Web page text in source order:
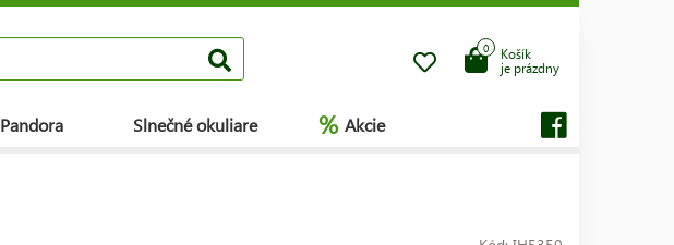
Košík
je prázdny
0
Pandora Slnečné okuliare % Akcie